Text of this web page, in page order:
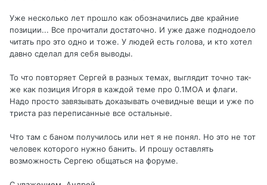
Уже несколько лет прошло как обозначились две крайние
позиции... Все прочитали достаточно. И уже даже поднодоело
читать про это одно и тоже. У людей есть голова, и кто хотел
давно сделал для себя выводы.
То что повторяет Сергей в разных темах, выглядит точно так-
же как позиция Игоря в каждой теме про 0.1МОА и флаги.
Надо просто завязывать доказывать очевидные вещи и уже по
триста раз переписанные все остальные.
Что там с баном получилось или нет я не понял. Но это не тот
человек которого нужно банить. И прошу оставлять
возможность Сергею общаться на форуме.